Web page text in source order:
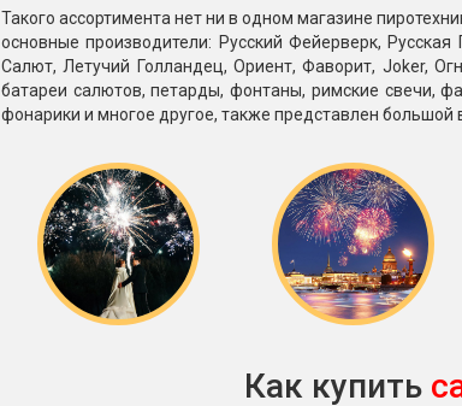
Такого ассортимента нет ни в одном магазине
основные производители: Русский Фейерверк,
Салют, Летучий Голландец, Ориент, Фаворит, Joker,
батареи салютов, петарды, фонтаны, римские свечи,
фонарики и многое другое, также представлен
Как купить